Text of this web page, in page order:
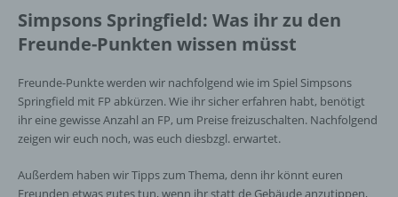
Simpsons Springfield: Was ihr zu den
Freunde-Punkten wissen müsst
Freunde-Punkte werden wir nachfolgend wie im Spiel Simpsons
Springfield mit FP abkürzen. Wie ihr sicher erfahren habt, benötigt
ihr eine gewisse Anzahl an FP, um Preise freizuschalten. Nachfolgend
zeigen wir euch noch, was euch diesbzgl. erwartet.
Außerdem haben wir Tipps zum Thema, denn ihr könnt euren
Freunden etwas gutes tun, wenn ihr statt de Gebäude anzutippen,